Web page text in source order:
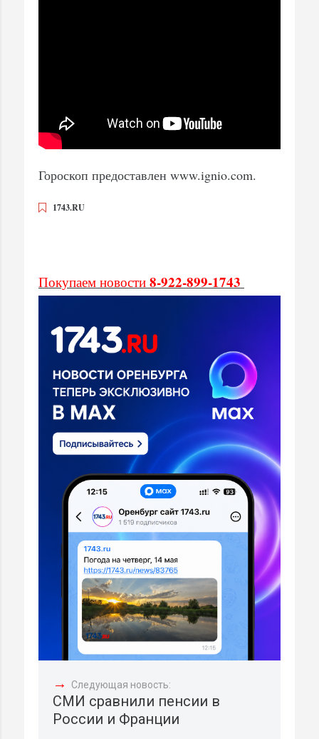
Гороскоп предоставлен www.ignio.com.
1743.RU
Покупаем новости 8-922-899-1743
→ Следующая новость:
СМИ сравнили пенсии в
России и Франции